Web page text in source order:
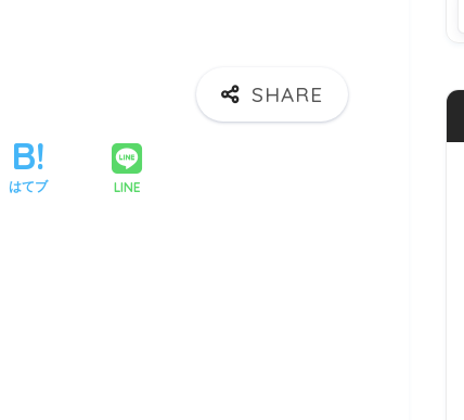
はてブ LINE